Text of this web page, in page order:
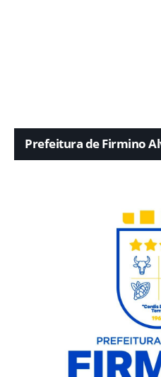
Prefeitura de Firmino